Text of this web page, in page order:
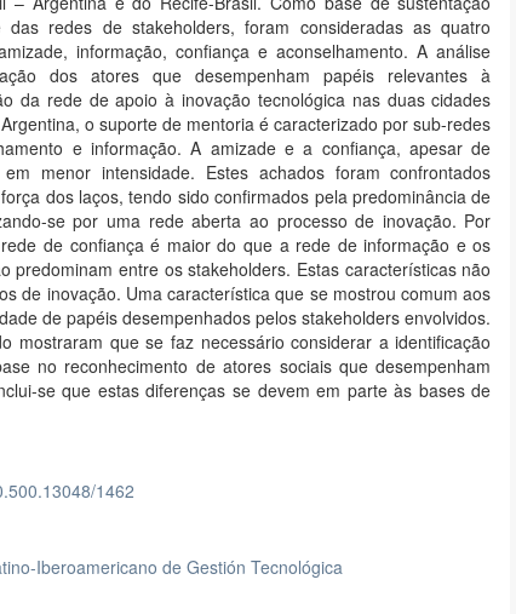
redes de stakeholders, foram consideradas as quatro
informação, confiança e aconselhamento. A análise
dos atores que desempenham papéis relevantes à
da rede de apoio à inovação tecnológica nas duas cidades
o suporte de mentoria é caracterizado por sub-redes
e informação. A amizade e a confiança, apesar de
menor intensidade. Estes achados foram confrontados
dos laços, tendo sido confirmados pela predominância de
se por uma rede aberta ao processo de inovação. Por
de confiança é maior do que a rede de informação e os
predominam entre os stakeholders. Estas características não
de inovação. Uma característica que se mostrou comum aos
de papéis desempenhados pelos stakeholders envolvidos.
mostraram que se faz necessário considerar a identificação
no reconhecimento de atores sociais que desempenham
se que estas diferenças se devem em parte às bases de
1462
Iberoamericano de Gestión Tecnológica